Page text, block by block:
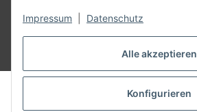
Alle akzeptieren
Konfigurieren
Impressum Datenschutz
* Alle Preise inkl. gesetzlicher USt., zzgl.Versand
© voltmaster.de
Powered byJTL-Shop